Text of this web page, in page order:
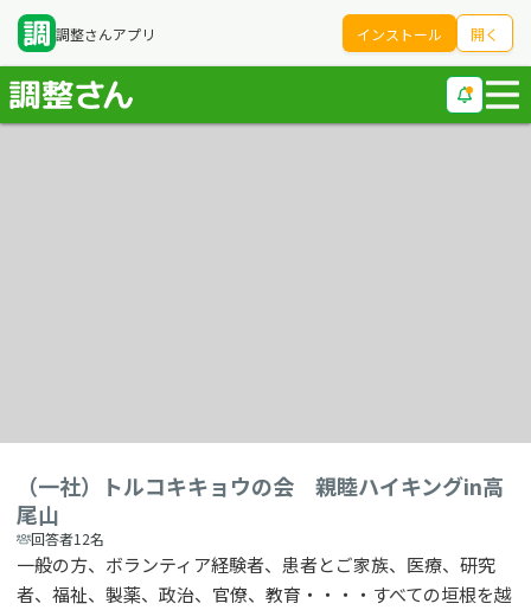
調整さんアプリ インストール 開く
（一社）トルコキキョウの会 親睦ハイキングin高
尾山
回答者12名
一般の方、ボランティア経験者、患者とご家族、医療、研究
者、福祉、製薬、政治、官僚、教育・・・・すべての垣根を越